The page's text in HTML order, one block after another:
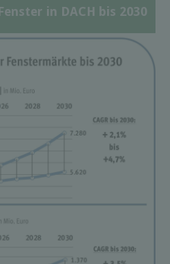
in DACH bis 2030